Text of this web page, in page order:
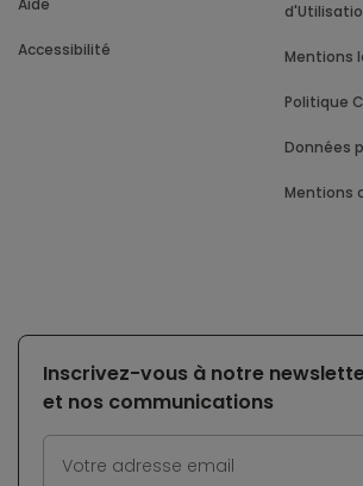
Aide
Accessibilité Mentions
Politique
Données
Inscrivez-vous à notre
et nos communications